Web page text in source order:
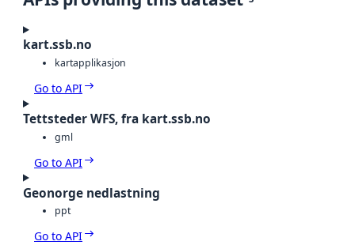
kart.ssb.no
kartapplikasjon
Go to API
Tettsteder WFS, fra kart.ssb.no
gml
Go to API
Geonorge nedlastning
ppt
Go to API